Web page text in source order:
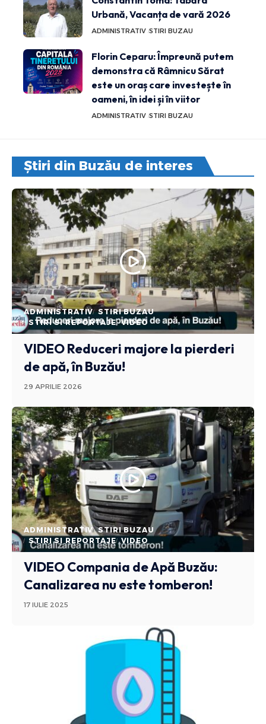
Urbană, Vacanța de vară 2026
ADMINISTRATIV STIRI BUZAU
Florin Ceparu: Împreună putem
demonstra că Râmnicu Sărat
este un oraș care investește în
oameni, în idei și în viitor
ADMINISTRATIV STIRI BUZAU
Știri din Buzău de interes
ADMINISTRATIV STIRI BUZAU
STIRI SI REPORTAJE VIDEO
VIDEO Reduceri majore la pierderi
de apă, în Buzău!
29 APRILIE 2026
ADMINISTRATIV STIRI BUZAU
STIRI SI REPORTAJE VIDEO
VIDEO Compania de Apă Buzău:
Canalizarea nu este tomberon!
17 IULIE 2025